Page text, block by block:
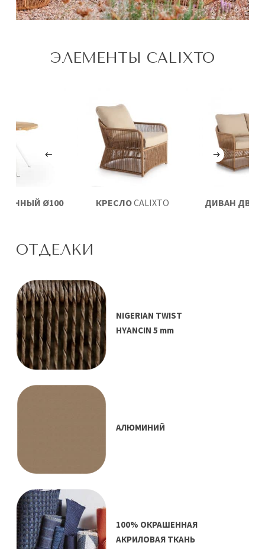
ЭЛЕМЕНТЫ CALIXTO
КРЕСЛОCALIXTO
ДИВАН
Ø100
ОТДЕЛКИ
NIGERIAN TWIST
HYANCIN 5 mm
АЛЮМИНИЙ
100% ОКРАШЕННАЯ
АКРИЛОВАЯ ТКАНЬ